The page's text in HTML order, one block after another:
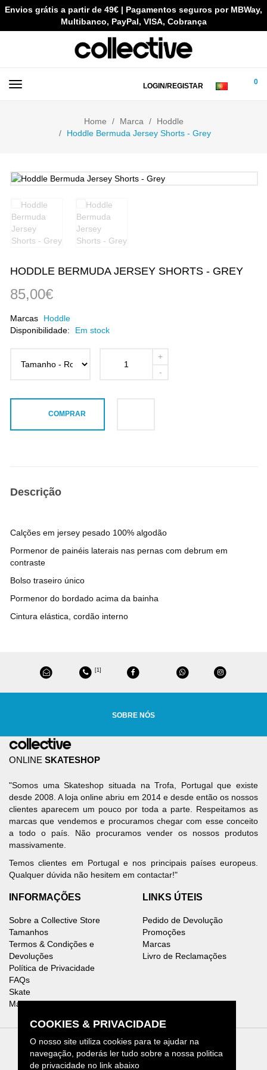
Envios grátis a partir de 49€ | Pagamentos seguros por MBWay,
Multibanco, PayPal, VISA, Cobrança
LOGIN/REGISTAR 0
Home Marca
Hoddle
Hoddle Bermuda Jersey Shorts - Grey
HODDLE BERMUDA JERSEY SHORTS - GREY
85,00€
Marcas
Hoddle
Disponibilidade:
Em stock
COMPRAR
Descrição
Calções em jersey pesado 100% algodão
Pormenor de painéis laterais nas pernas com debrum em
contraste
Bolso traseiro único
Pormenor do bordado acima da bainha
Cintura elástica, cordão interno
[1]
SOBRE NÓS
ONLINE SKATESHOP
"Somos uma Skateshop situada na Trofa, Portugal que existe
desde 2008. A loja online abriu em 2014 e desde então os nossos
clientes aparecem um pouco por toda a parte. Respeitamos as
marcas que vendemos e procuramos chegar com esse conceito
a todo o país. Não procuramos vender os nossos produtos
massivamente.
Temos clientes em Portugal e nos principais países europeus.
Qualquer dúvida não hesitem em contactar!"
INFORMAÇÕES
Sobre a Collective Store
Tamanhos
Termos & Condições e
Devoluções
Política de Privacidade
FAQs
Skate
Mapa do Site
LINKS ÚTEIS
Pedido de Devolução
Promoções
Marcas
Livro de Reclamações
COOKIES & PRIVACIDADE
O nosso site utiliza cookies para te ajudar na
navegação, poderás ler tudo sobre a nossa politica
de privacidade no link abaixo